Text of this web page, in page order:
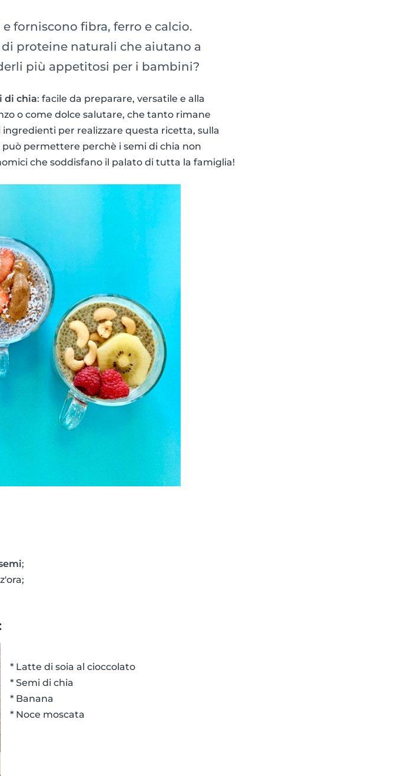
forniscono fibra, ferro e calcio.
proteine naturali che aiutano a
più appetitosi per i bambini?
di chia: facile da preparare, versatile e alla
o come dolce salutare, che tanto rimane
per realizzare questa ricetta, sulla
permettere perchè i semi di chia non
che soddisfano il palato di tutta la famiglia!
;
* Latte di soia al cioccolato
* Semi di chia
* Banana
* Noce moscata